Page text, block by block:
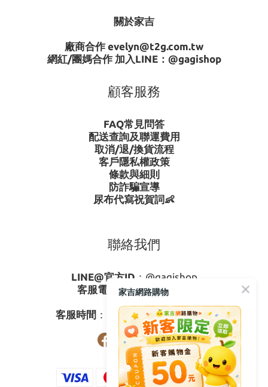
關於家吉
廠商合作 evelyn@t2g.com.tw
網紅/團媽合作 加入LINE： @gagishop
顧客服務
FAQ常見問答
配送查詢及聯運費用
取消/退/換貨流程
客戶隱私權政策
條款與細則
防詐騙宣導
尿布代寫祝賀詞👶
聯絡我們
LINE@官方ID ： @gagishop
客服電話 ：0800-273795
客服時間 ：週一至週五08:30-17:30
家吉網路購物